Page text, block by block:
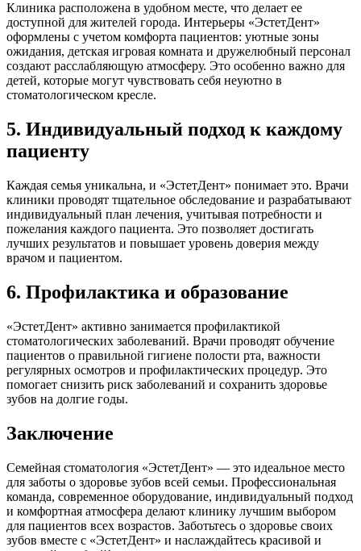
Клиника расположена в удобном месте, что делает ее
доступной для жителей города. Интерьеры «ЭстетДент»
оформлены с учетом комфорта пациентов: уютные зоны
ожидания, детская игровая комната и дружелюбный персонал
создают расслабляющую атмосферу. Это особенно важно для
детей, которые могут чувствовать себя неуютно в
стоматологическом кресле.
5. Индивидуальный подход к каждому
пациенту
Каждая семья уникальна, и «ЭстетДент» понимает это. Врачи
клиники проводят тщательное обследование и разрабатывают
индивидуальный план лечения, учитывая потребности и
пожелания каждого пациента. Это позволяет достигать
лучших результатов и повышает уровень доверия между
врачом и пациентом.
6. Профилактика и образование
«ЭстетДент» активно занимается профилактикой
стоматологических заболеваний. Врачи проводят обучение
пациентов о правильной гигиене полости рта, важности
регулярных осмотров и профилактических процедур. Это
помогает снизить риск заболеваний и сохранить здоровье
зубов на долгие годы.
Заключение
Семейная стоматология «ЭстетДент» — это идеальное место
для заботы о здоровье зубов всей семьи. Профессиональная
команда, современное оборудование, индивидуальный подход
и комфортная атмосфера делают клинику лучшим выбором
для пациентов всех возрастов. Заботьтесь о здоровье своих
зубов вместе с «ЭстетДент» и наслаждайтесь красивой и